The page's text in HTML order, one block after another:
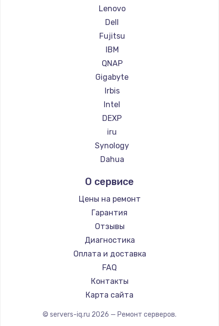
Lenovo
Dell
Fujitsu
IBM
QNAP
Gigabyte
Irbis
Intel
DEXP
iru
Synology
Dahua
О сервисе
Цены на ремонт
Гарантия
Отзывы
Диагностика
Оплата и доставка
FAQ
Контакты
Карта сайта
© servers-iq.ru 2026 — Ремонт серверов.